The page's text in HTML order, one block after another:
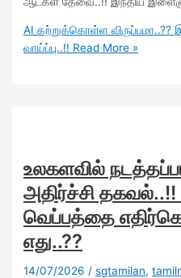
AI கற்றுக்கொள்ள
வாய்ப்பு..!! Read More »
உலகளவில்
அதிர்ச்சி
வெப்பத்தை
எது..??
14/07/2026 /sgtamilan,